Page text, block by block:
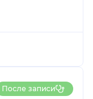
После записи